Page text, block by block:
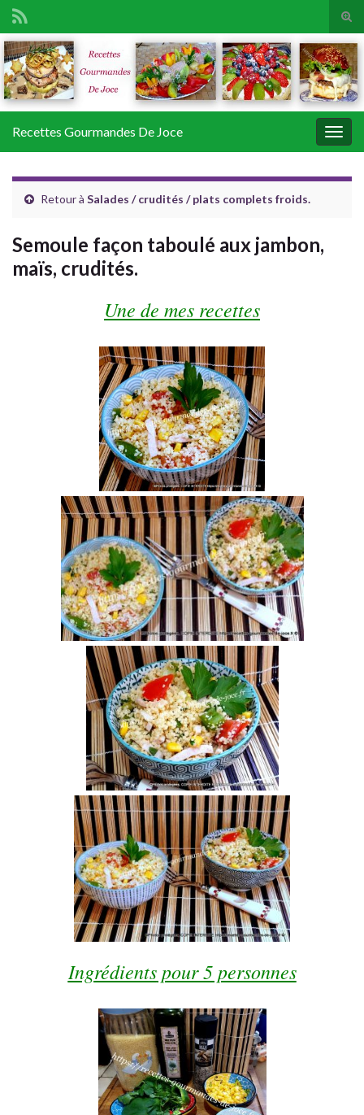
Search for:
Recettes Gourmandes De Joce
Retour à Salades / crudités / plats complets froids.
Semoule façon taboulé aux jambon,
maïs, crudités.
Une de mes recettes
Ingrédientspour 5 personnes